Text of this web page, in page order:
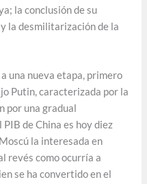
la conclusión de su
la desmilitarización de la
una nueva etapa, primero
Putin, caracterizada por la
por una gradual
de China es hoy diez
la interesada en
revés como ocurría a
se ha convertido en el